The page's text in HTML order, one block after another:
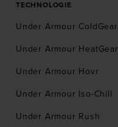
TECHNOLOGIE
Under Armour ColdGear
Under Armour HeatGear
Under Armour Hovr
Under Armour Iso-Chill
Under Armour Rush